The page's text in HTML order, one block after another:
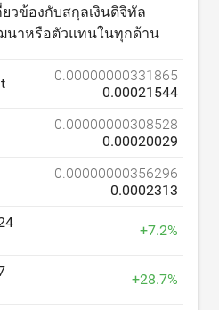
ยวข้องกับสกุลเงินดิจิทัล
นาหรือตัวแทนในทุกด้าน
0.00000000331865
0.00021544
0.00000000308528
0.00020029
0.00000000356296
0.0002313
+7.2%
+28.7%